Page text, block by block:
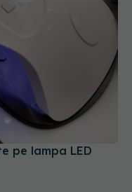
pe lampa LED